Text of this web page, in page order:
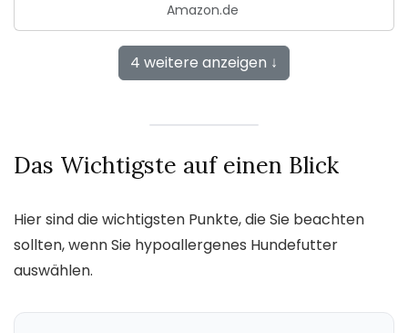
Amazon.de
4 weitere anzeigen ↓
Das Wichtigste auf einen Blick
Hier sind die wichtigsten Punkte, die Sie beachten
sollten, wenn Sie hypoallergenes Hundefutter
auswählen.